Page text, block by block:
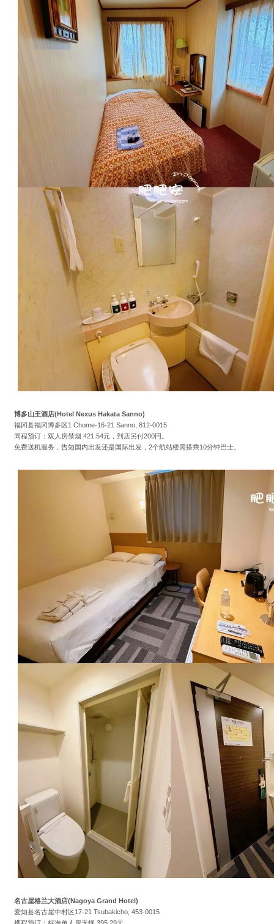
博多山王酒店(Hotel Nexus Hakata Sanno)
福冈县福冈博多区1 Chome-16-21 Sanno, 812-0015
同程预订：双人房禁烟 421.54元，到店另付200円。
免费送机服务，告知国内出发还是国际出发，2个航站楼需搭乘10分钟巴士。
名古屋格兰大酒店(Nagoya Grand Hotel)
爱知县名古屋中村区17-21 Tsubakicho, 453-0015